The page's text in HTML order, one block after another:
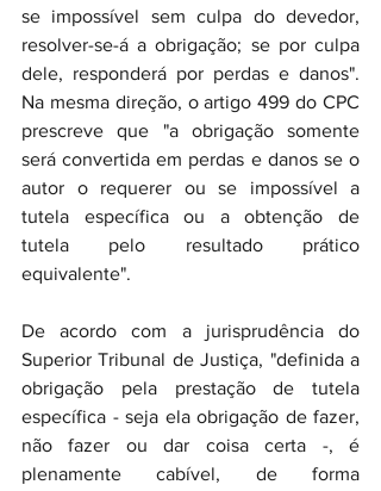
se impossível sem culpa do devedor,
resolver-se-á a obrigação; se por culpa
dele, responderá por perdas e danos".
Na mesma direção, o artigo 499 do CPC
prescreve que "a obrigação somente
será convertida em perdas e danos se o
autor o requerer ou se impossível a
tutela específica ou a obtenção de
tutela pelo resultado prático
equivalente".
De acordo com a jurisprudência do
Superior Tribunal de Justiça, "definida a
obrigação pela prestação de tutela
específica - seja ela obrigação de fazer,
não fazer ou dar coisa certa -, é
plenamente cabível, de forma